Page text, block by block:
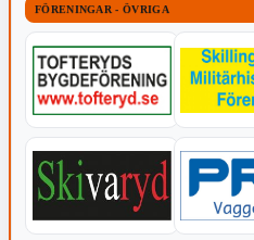
FÖRENINGAR - ÖVRIGA